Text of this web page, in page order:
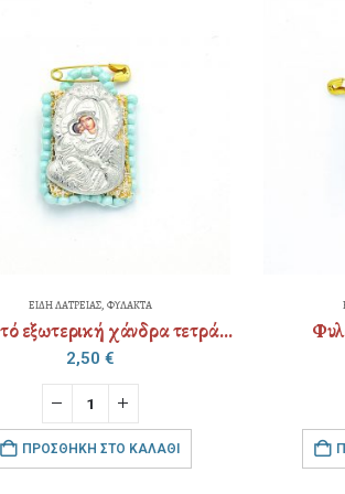
ΕΙΔΗ ΛΑΤΡΕΙΑΣ, ΦΥΛΑΚΤΑ
Φυλακτό εξωτερική χάνδρα τετράγωνο & διακόσμηση
2,50 €
ΠΡΟΣΘΉΚΗ ΣΤΟ ΚΑΛΆΘΙ